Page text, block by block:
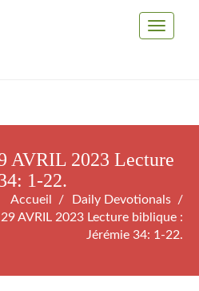
Toggle
AVRIL 2023 Lecture
1-22.
Accueil
Daily Devotionals
AVRIL 2023 Lecture biblique :
Jérémie 34: 1-22.